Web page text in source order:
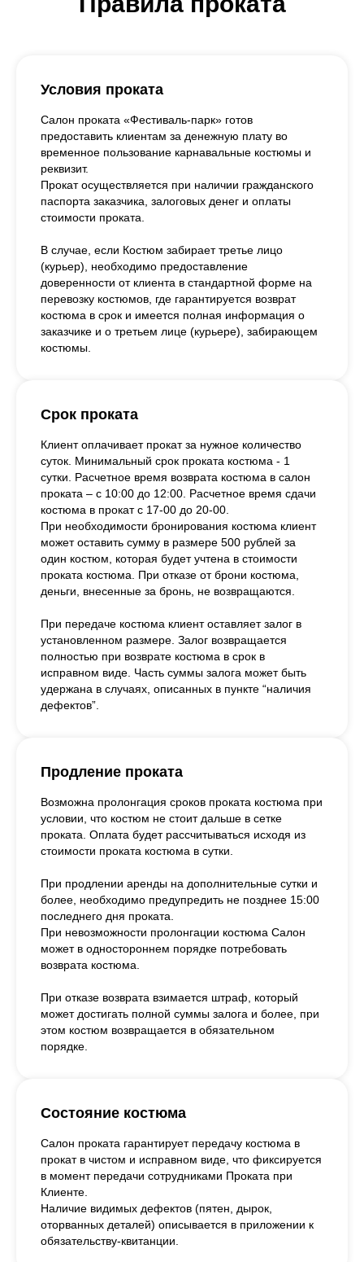
Условия проката
Салон проката «Фестиваль-парк» готов
предоставить клиентам за денежную плату во
временное пользование карнавальные костюмы и
реквизит.
Прокат осуществляется при наличии гражданского
паспорта заказчика, залоговых денег и оплаты
стоимости проката.
В случае, если Костюм забирает третье лицо
(курьер), необходимо предоставление
доверенности от клиента в стандартной форме на
перевозку костюмов, где гарантируется возврат
костюма в срок и имеется полная информация о
заказчике и о третьем лице (курьере), забирающем
костюмы.
Срок проката
Клиент оплачивает прокат за нужное количество
суток. Минимальный срок проката костюма - 1
сутки. Расчетное время возврата костюма в салон
проката – с 10:00 до 12:00. Расчетное время сдачи
костюма в прокат с 17-00 до 20-00.
При необходимости бронирования костюма клиент
может оставить сумму в размере 500 рублей за
один костюм, которая будет учтена в стоимости
проката костюма. При отказе от брони костюма,
деньги, внесенные за бронь, не возвращаются.
При передаче костюма клиент оставляет залог в
установленном размере. Залог возвращается
полностью при возврате костюма в срок в
исправном виде. Часть суммы залога может быть
удержана в случаях, описанных в пункте “наличия
дефектов”.
Продление проката
Возможна пролонгация сроков проката костюма при
условии, что костюм не стоит дальше в сетке
проката. Оплата будет рассчитываться исходя из
стоимости проката костюма в сутки.
При продлении аренды на дополнительные сутки и
более, необходимо предупредить не позднее 15:00
последнего дня проката.
При невозможности пролонгации костюма Салон
может в одностороннем порядке потребовать
возврата костюма.
При отказе возврата взимается штраф, который
может достигать полной суммы залога и более, при
этом костюм возвращается в обязательном
порядке.
Состояние костюма
Салон проката гарантирует передачу костюма в
прокат в чистом и исправном виде, что фиксируется
в момент передачи сотрудниками Проката при
Клиенте.
Наличие видимых дефектов (пятен, дырок,
оторванных деталей) описывается в приложении к
обязательству-квитанции.